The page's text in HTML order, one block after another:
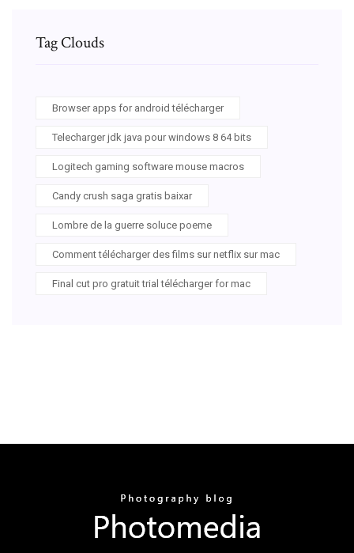
Tag Clouds
Browser apps for android télécharger
Telecharger jdk java pour windows 8 64 bits
Logitech gaming software mouse macros
Candy crush saga gratis baixar
Lombre de la guerre soluce poeme
Comment télécharger des films sur netflix sur mac
Final cut pro gratuit trial télécharger for mac